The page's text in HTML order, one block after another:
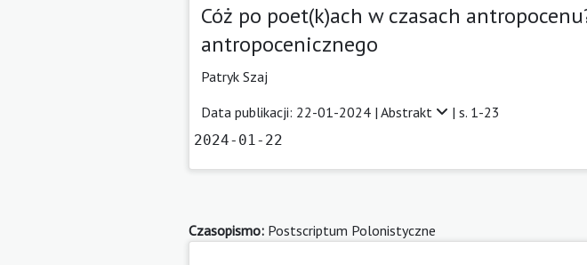
Cóż po poet(k)ach w czasach
antropocenicznego
Patryk Szaj
Data publikacji: 22-01-2024 | Abstrakt | s. 1-23
2024-01-22
Czasopismo: Postscriptum Polonistyczne